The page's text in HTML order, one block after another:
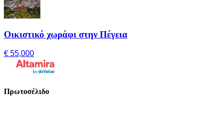
Οικιστικό χωράφι στην Πέγεια
€ 55,000
Πρωτοσέλιδο